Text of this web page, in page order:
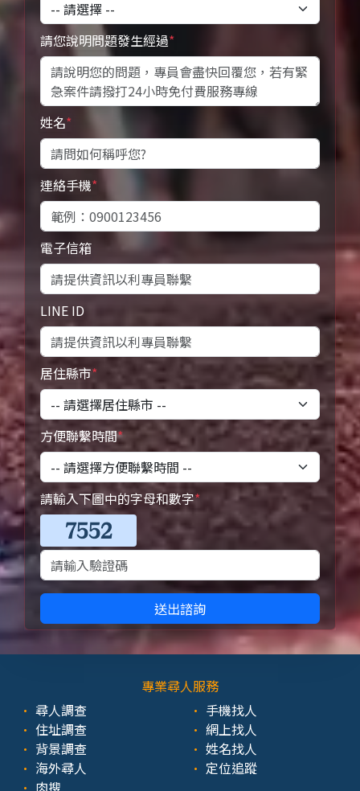
請您說明問題發生經過*
姓名*
連絡手機*
電子信箱
LINE ID
居住縣市*
方便聯繫時間*
請輸入下圖中的字母和數字*
送出諮詢
專業尋人服務
尋人調查
住址調查
背景調查
海外尋人
手機找人
網上找人
姓名找人
定位追蹤